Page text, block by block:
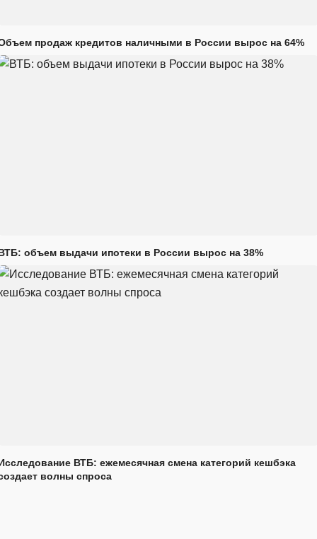
продаж кредитов наличными в России вырос на 64%
объем выдачи ипотеки в России вырос на 38%
ВТБ: ежемесячная смена категорий кешбэка
волны спроса